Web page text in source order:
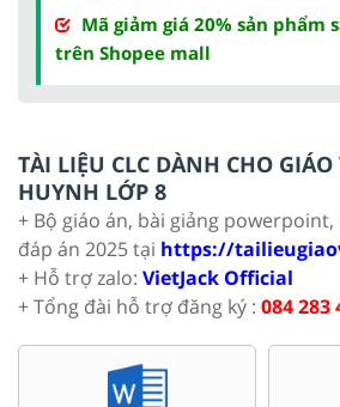
Mã giảm giá 20% sản phẩm
trên Shopee mall
TÀI LIỆU CLC DÀNH CHO
HUYNH LỚP 8
+ Bộ giáo án, bài giảng
đáp án 2025 tại https://
+ Hỗ trợ zalo: VietJack Official
+ Tổng đài hỗ trợ đăng ký : 084 283